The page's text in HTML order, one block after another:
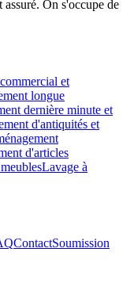
On s'occupe de
et
longue
dernière minute et
d'antiquités et
d'articles
Lavage à
ContactSoumission